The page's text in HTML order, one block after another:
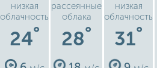
низкая
облачность
24°
рассеянные
облака
28°
низкая
облачность
31°